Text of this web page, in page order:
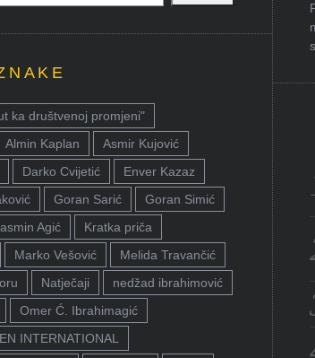
ka društvenoj promjeni"
Almin Kaplan
Asmir Kujović
Darko Cvijetić
Enver Kazaz
Goran Sarić
Goran Simić
Agić
Kratka priča
Marko Vešović
Melida Travančić
Natječaji
nedžad ibrahimović
Omer Ć. Ibrahimagić
INTERNATIONAL